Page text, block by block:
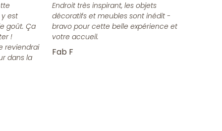
est
goût. Ça
!
reviendrai
dans la
Endroit très inspirant, les objets
décoratifs et meubles sont inédit -
bravo pour cette belle expérience et
votre accueil.
Fab F